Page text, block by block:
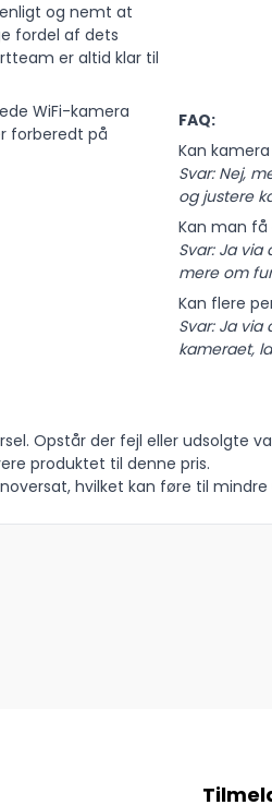
og nemt at
fordel af dets
er altid klar til
WiFi-kamera
forberedt på
FAQ:
Kan
Svar: Nej,
og justere
Kan man
Svar: Ja
mere om
Kan flere
Svar: Ja
kameraet,
Opstår der fejl eller udsolgte
produktet til denne pris.
hvilket kan føre til